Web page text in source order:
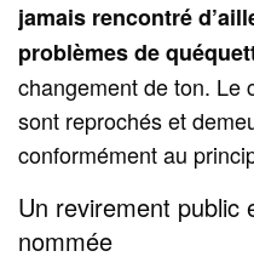
jamais rencontré
problèmes de
changement de ton. Le
sont reprochés et
conformément au
Un revirement public
nommée